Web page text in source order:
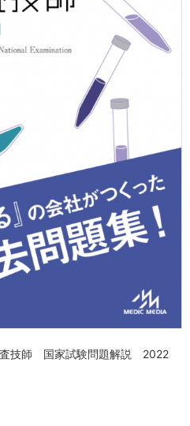
査技師 国家試験問題解説 2022